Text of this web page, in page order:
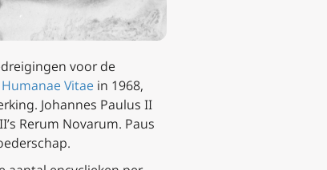
voor de
Humanae Vitae in 1968,
Johannes Paulus II
Rerum Novarum. Paus